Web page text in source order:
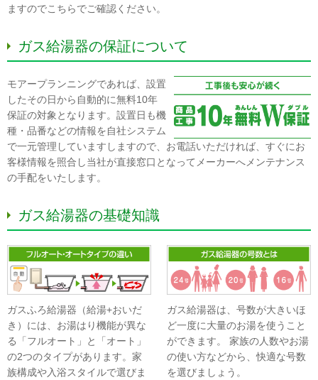
ますのでこちらでご確認ください。
ガス給湯器の保証について
モアープランニングであれば、設置
したその日から自動的に無料10年
保証の対象となります。設置日も機
種・品番などの情報を自社システム
で一元管理していますしますので、お電話いただければ、すぐにお
客様情報を照合し当社が直接窓口となってメーカーへメンテナンス
の手配をいたします。
ガス給湯器の基礎知識
ガスふろ給湯器（給湯+おいだ
き）には、お湯はり機能が異な
る「フルオート」と「オート」
の2つのタイプがあります。家
族構成や入浴スタイルで選びま
ガス給湯器は、号数が大きいほ
ど一度に大量のお湯を使うこと
ができます。 家族の人数やお湯
の使い方などから、快適な号数
を選びましょう。